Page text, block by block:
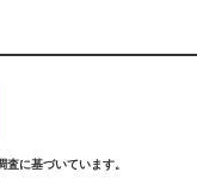
に基づいています。